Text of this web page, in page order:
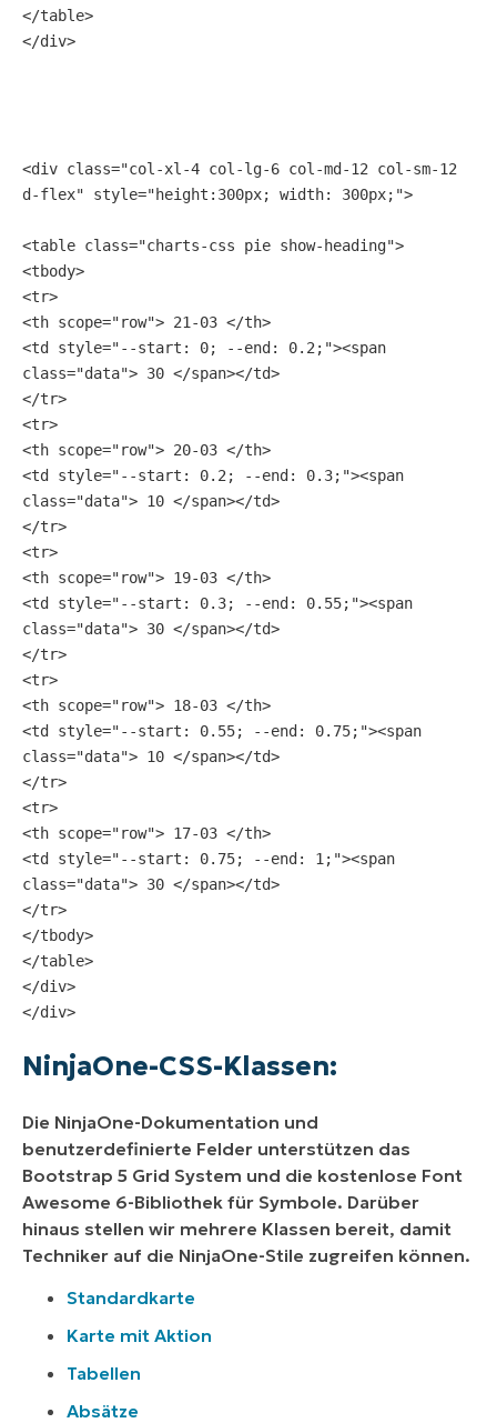
</table>
</div>
<div class="col-xl-4 col-lg-6 col-md-12 col-sm-12
d-flex" style="height:300px; width: 300px;">
<table class="charts-css pie show-heading">
<tbody>
<tr>
<th scope="row"> 21-03 </th>
<td style="--start: 0; --end: 0.2;"><span
class="data"> 30 </span></td>
</tr>
<tr>
<th scope="row"> 20-03 </th>
<td style="--start: 0.2; --end: 0.3;"><span
class="data"> 10 </span></td>
</tr>
<tr>
<th scope="row"> 19-03 </th>
<td style="--start: 0.3; --end: 0.55;"><span
class="data"> 30 </span></td>
</tr>
<tr>
<th scope="row"> 18-03 </th>
<td style="--start: 0.55; --end: 0.75;"><span
class="data"> 10 </span></td>
</tr>
<tr>
<th scope="row"> 17-03 </th>
<td style="--start: 0.75; --end: 1;"><span
class="data"> 30 </span></td>
</tr>
</tbody>
</table>
</div>
</div>
NinjaOne-CSS-Klassen:
Die NinjaOne-Dokumentation und
benutzerdefinierte Felder unterstützen das
Bootstrap 5 Grid System und die kostenlose Font
Awesome 6-Bibliothek für Symbole. Darüber
hinaus stellen wir mehrere Klassen bereit, damit
Techniker auf die NinjaOne-Stile zugreifen können.
Standardkarte
Karte mit Aktion
Tabellen
Absätze